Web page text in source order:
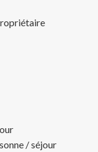
/ séjour